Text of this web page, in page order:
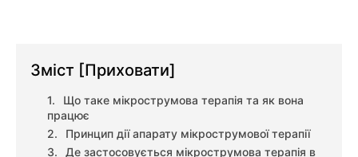
Зміст [Приховати]
Що таке мікрострумова терапія та як вона
працює
Принцип дії апарату мікрострумової терапії
Де застосовується мікрострумова терапія в